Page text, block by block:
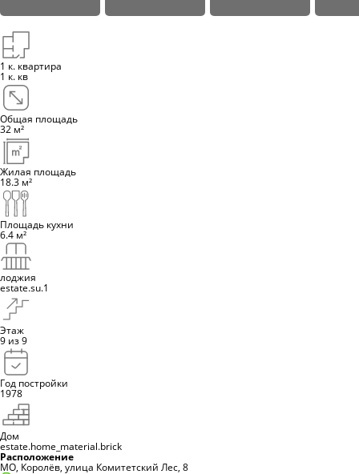
1 к. квартира
1 к. кв
Общая площадь
32 м²
Жилая площадь
18.3 м²
Площадь кухни
6.4 м²
лоджия
estate.su.1
Этаж
9 из 9
Год постройки
1978
Дом
estate.home_material.brick
Расположение
МО, Королёв, улица Комитетский Лес, 8